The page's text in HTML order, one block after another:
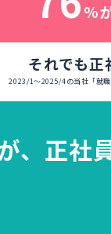
%
それでも
2023/1～2025/4の当社「就
、 正社